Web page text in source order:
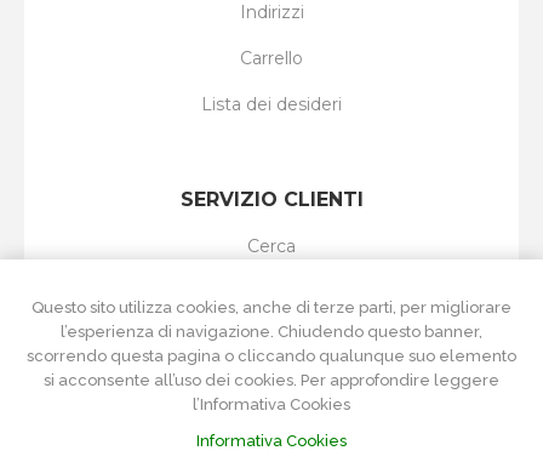
Indirizzi
Carrello
Lista dei desideri
SERVIZIO CLIENTI
Cerca
Ultimi prodotti visti
Confronta i prodotti
Questo sito utilizza cookies, anche di terze parti, per migliorare
l’esperienza di navigazione. Chiudendo questo banner,
scorrendo questa pagina o cliccando qualunque suo elemento
si acconsente all’uso dei cookies. Per approfondire leggere
l’Informativa Cookies
Informativa Cookies